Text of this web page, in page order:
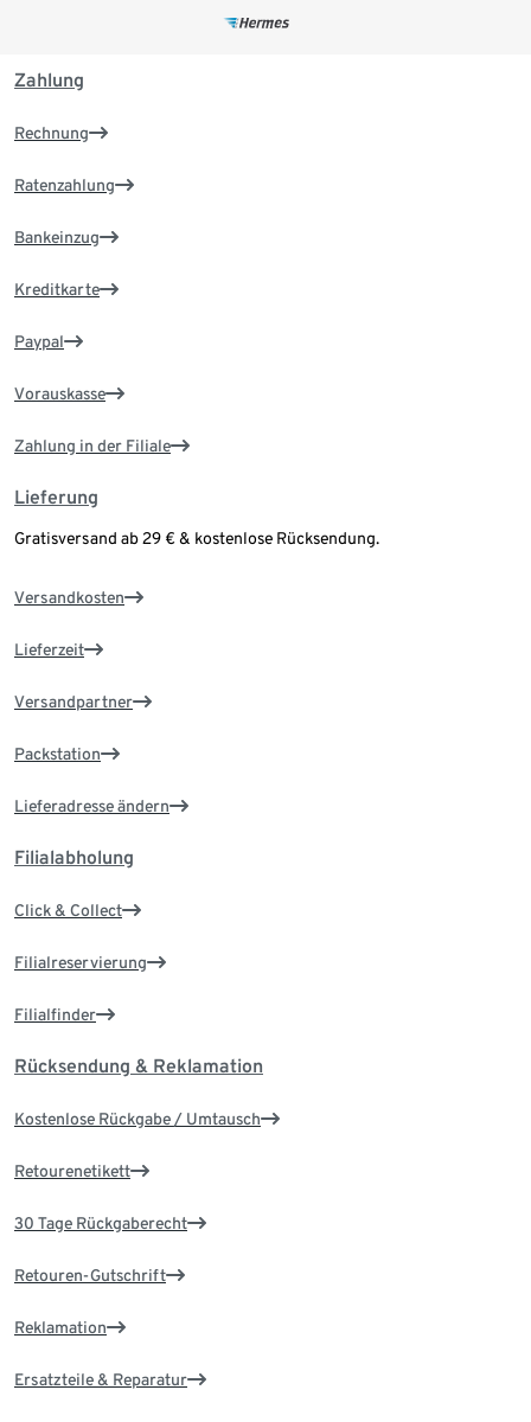
Zahlung
Rechnung
Ratenzahlung
Bankeinzug
Kreditkarte
Paypal
Vorauskasse
Zahlung in der Filiale
Lieferung
Gratisversand ab 29 € & kostenlose Rücksendung.
Versandkosten
Lieferzeit
Versandpartner
Packstation
Lieferadresse ändern
Filialabholung
Click & Collect
Filialreservierung
Filialfinder
Rücksendung & Reklamation
Kostenlose Rückgabe / Umtausch
Retourenetikett
30 Tage Rückgaberecht
Retouren-Gutschrift
Reklamation
Ersatzteile & Reparatur